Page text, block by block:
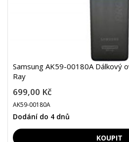
Samsung AK59-00180A Dálkový
Ray
699,00 Kč
AK59-00180A
Dodání do 4 dnů